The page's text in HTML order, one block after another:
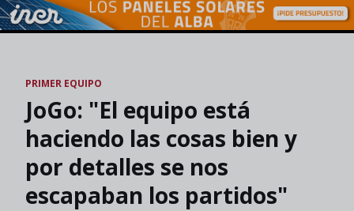
Skip to main content
PRIMER EQUIPO
JoGo: "El equipo está
haciendo las cosas bien y
por detalles se nos
escapaban los partidos"